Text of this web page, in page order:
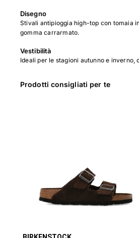
Disegno
Stivali antipioggia high-top con tomaia
gomma carrarmato.
Vestibilità
Ideali per le stagioni autunno e
Prodotti consigliati per te